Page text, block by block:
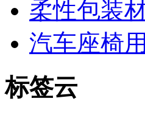
柔性包装
汽车座椅
标签云